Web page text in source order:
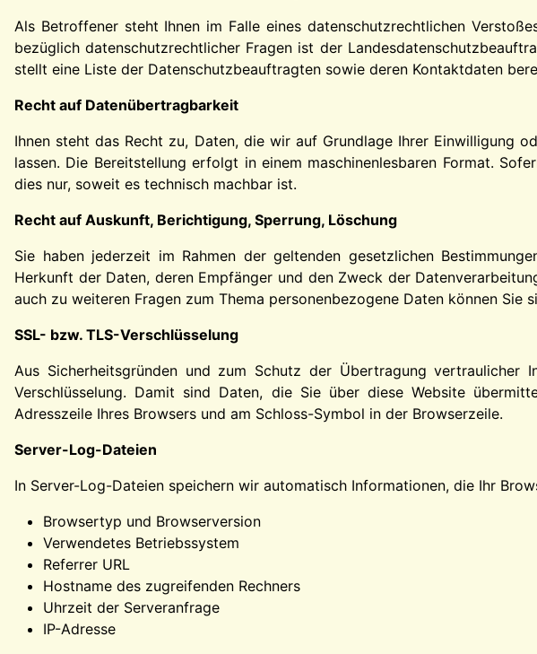
Als Betroffener steht Ihnen im Falle eines datenschutzrechtlichen
bezüglich datenschutzrechtlicher Fragen ist der
stellt eine Liste der Datenschutzbeauftragten sowie deren Kontaktdaten
Recht auf Datenübertragbarkeit
Ihnen steht das Recht zu, Daten, die wir auf Grundlage Ihrer Einwilligung
lassen. Die Bereitstellung erfolgt in einem maschinenlesbaren Format.
dies nur, soweit es technisch machbar ist.
Recht auf Auskunft, Berichtigung, Sperrung, Löschung
Sie haben jederzeit im Rahmen der geltenden gesetzlichen
Herkunft der Daten, deren Empfänger und den Zweck der
auch zu weiteren Fragen zum Thema personenbezogene Daten können
SSL- bzw. TLS-Verschlüsselung
Aus Sicherheitsgründen und zum Schutz der Übertragung
Verschlüsselung. Damit sind Daten, die Sie über diese Website
Adresszeile Ihres Browsers und am Schloss-Symbol in der Browserzeile.
Server-Log-Dateien
In Server-Log-Dateien speichern wir automatisch Informationen, die Ihr
Browsertyp und Browserversion
Verwendetes Betriebssystem
Referrer URL
Hostname des zugreifenden Rechners
Uhrzeit der Serveranfrage
IP-Adresse